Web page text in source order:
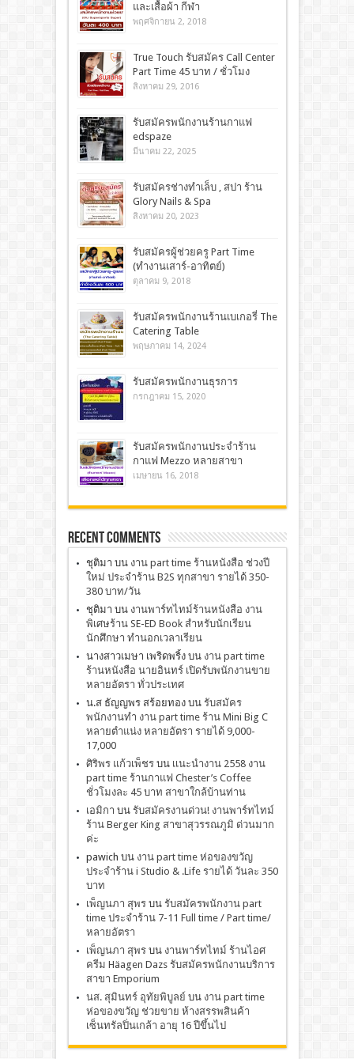
และเสื้อผ้า กีฬา
พฤศจิกายน 2, 2018
True Touch รับสมัคร Call Center
Part Time 45 บาท / ชั่วโมง
สิงหาคม 29, 2016
รับสมัครพนักงานร้านกาแฟ
edspaze
มีนาคม 22, 2025
รับสมัครช่างทำเล็บ , สปา ร้าน
Glory Nails & Spa
สิงหาคม 20, 2023
รับสมัครผู้ช่วยครู Part Time
(ทำงานเสาร์-อาทิตย์)
ตุลาคม 9, 2018
รับสมัครพนักงานร้านเบเกอรี่ The
Catering Table
พฤษภาคม 14, 2024
รับสมัครพนักงานธุรการ
กรกฎาคม 15, 2020
รับสมัครพนักงานประจำร้าน
กาแฟ Mezzo หลายสาขา
เมษายน 16, 2018
Recent Comments
ชุติมา บน งาน part time ร้านหนังสือ ช่วงปี
ใหม่ ประจำร้าน B2S ทุกสาขา รายได้ 350-
380 บาท/วัน
ชุติมา บน งานพาร์ทไทม์ร้านหนังสือ งาน
พิเศษร้าน SE-ED Book สำหรับนักเรียน
นักศึกษา ทำนอกเวลาเรียน
นางสาวเมษา เพริดพริ้งบน งาน part time
ร้านหนังสือ นายอินทร์ เปิดรับพนักงานขาย
หลายอัตรา ทั่วประเทศ
น.ส ธัญญพร สร้อยทองบน รับสมัคร
พนักงานทำ งาน part time ร้าน Mini Big C
หลายตำแน่ง หลายอัตรา รายได้ 9,000-
17,000
ศิริพร แก้วเพ็ชรบน เเนะนำงาน 2558 งาน
part time ร้านกาแฟ Chester’s Coffee
ชั่วโมงละ 45 บาท สาขาใกล้บ้านท่าน
เอมิกา บน รับสมัครงานด่วน! งานพาร์ทไทม์
ร้าน Berger King สาขาสุวรรณภูมิ ด่วนมาก
ค่ะ
pawich บน งาน part time ห่อของขวัญ
ประจำร้าน i Studio & .Life รายได้ วันละ 350
บาท
เพ็ญนภา สุพรบน รับสมัครพนักงาน part
time ประจำร้าน 7-11 Full time / Part time/
หลายอัตรา
เพ็ญนภา สุพรบน งานพาร์ทไทม์ ร้านไอศ
ครีม Häagen Dazs รับสมัครพนักงานบริการ
สาขา Emporium
นส. สุมินทร์ อุทัยพิบูลย์ บน งาน part time
ห่อของขวัญ ช่วยขาย ห้างสรรพสินค้า
เซ็นทรัลปิ่นเกล้า อายุ 16 ปีขึ้นไป